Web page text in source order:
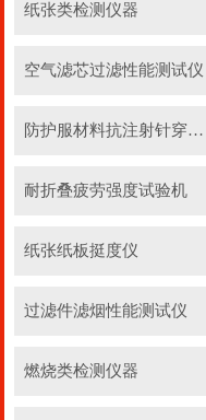
纸张类检测仪器
空气滤芯过滤性能测试仪
防护服材料抗注射针穿刺性能测试仪
耐折叠疲劳强度试验机
纸张纸板挺度仪
过滤件滤烟性能测试仪
燃烧类检测仪器